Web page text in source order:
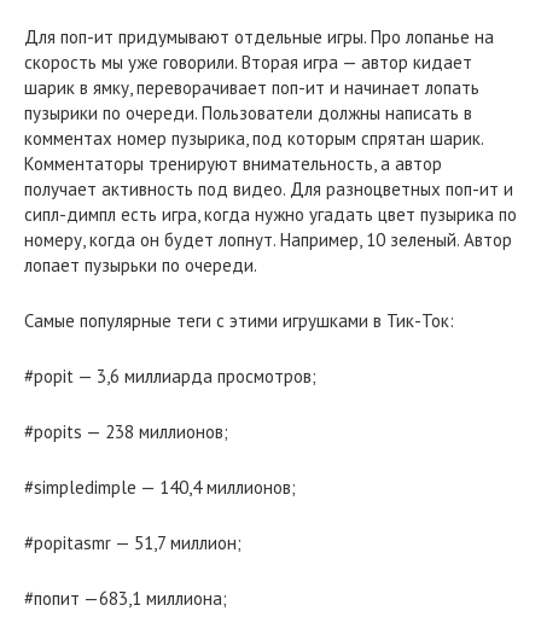
Для поп-ит придумывают отдельные игры. Про лопанье на
скорость мы уже говорили. Вторая игра — автор кидает
шарик в ямку, переворачивает поп-ит и начинает лопать
пузырики по очереди. Пользователи должны написать в
комментах номер пузырика, под которым спрятан шарик.
Комментаторы тренируют внимательность, а автор
получает активность под видео. Для разноцветных поп-ит и
сипл-димпл есть игра, когда нужно угадать цвет пузырика по
номеру, когда он будет лопнут. Например, 10 зеленый. Автор
лопает пузырьки по очереди.
Самые популярные теги с этими игрушками в Тик-Ток:
#popit — 3,6 миллиарда просмотров;
#popits — 238 миллионов;
#simpledimple — 140,4 миллионов;
#popitasmr — 51,7 миллион;
#попит —683,1 миллиона;